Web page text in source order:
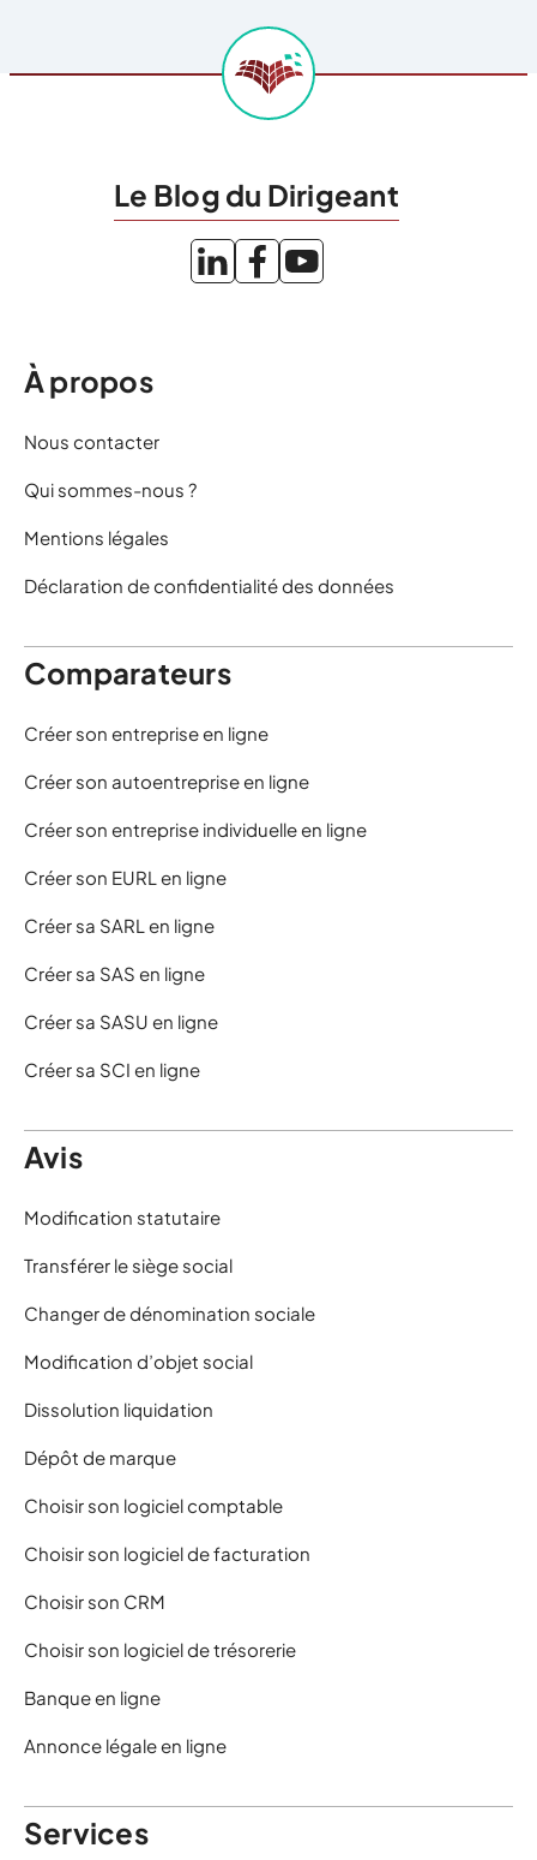
Le Blog du Dirigeant
À propos
Nous contacter
Qui sommes-nous ?
Mentions légales
Déclaration de confidentialité des données
Comparateurs
Créer son entreprise en ligne
Créer son autoentreprise en ligne
Créer son entreprise individuelle en ligne
Créer son EURL en ligne
Créer sa SARL en ligne
Créer sa SAS en ligne
Créer sa SASU en ligne
Créer sa SCI en ligne
Avis
Modification statutaire
Transférer le siège social
Changer de dénomination sociale
Modification d’objet social
Dissolution liquidation
Dépôt de marque
Choisir son logiciel comptable
Choisir son logiciel de facturation
Choisir son CRM
Choisir son logiciel de trésorerie
Banque en ligne
Annonce légale en ligne
Services